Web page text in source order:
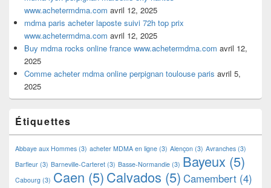
www.achetermdma.com avril 12, 2025
mdma paris acheter laposte suivi 72h top prix
www.achetermdma.com avril 12, 2025
Buy mdma rocks online france www.achetermdma.com avril 12,
2025
Comme acheter mdma online perpignan toulouse paris avril 5,
2025
Étiquettes
Abbaye aux Hommes (3) acheter MDMA en ligne (3) Alençon (3) Avranches (3)
Barfleur (3) Barneville-Carteret (3) Basse-Normandie (3) Bayeux (5)
Cabourg (3) Caen (5)Calvados (5) Camembert (4)